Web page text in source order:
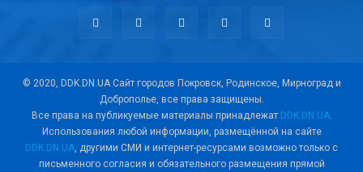
© 2020, DDK.DN.UA Сайт городов Покровск, Родинское, Мирноград и
Доброполье, все права защищены.
Все права на публикуемые материалы принадлежат DDK.DN.UA.
Использования любой информации, размещённой на сайте
DDK.DN.UA, другими СМИ и интернет-ресурсами возможно только с
письменного согласия и обязательного размещения прямой